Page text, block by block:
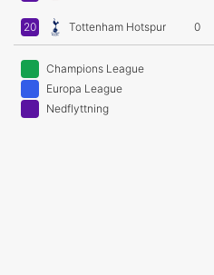
20 Tottenham Hotspur 0
Champions League
Europa League
Nedflyttning